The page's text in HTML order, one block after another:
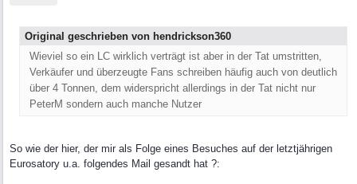
Original geschrieben von hendrickson360
Wieviel so ein LC wirklich verträgt ist aber in der Tat umstritten,
Verkäufer und überzeugte Fans schreiben häufig auch von deutlich
über 4 Tonnen, dem widerspricht allerdings in der Tat nicht nur
PeterM sondern auch manche Nutzer
So wie der hier, der mir als Folge eines Besuches auf der letztjährigen
Eurosatory u.a. folgendes Mail gesandt hat ?: